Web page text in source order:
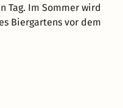
Tag. Im Sommer wird
Biergartens vor dem